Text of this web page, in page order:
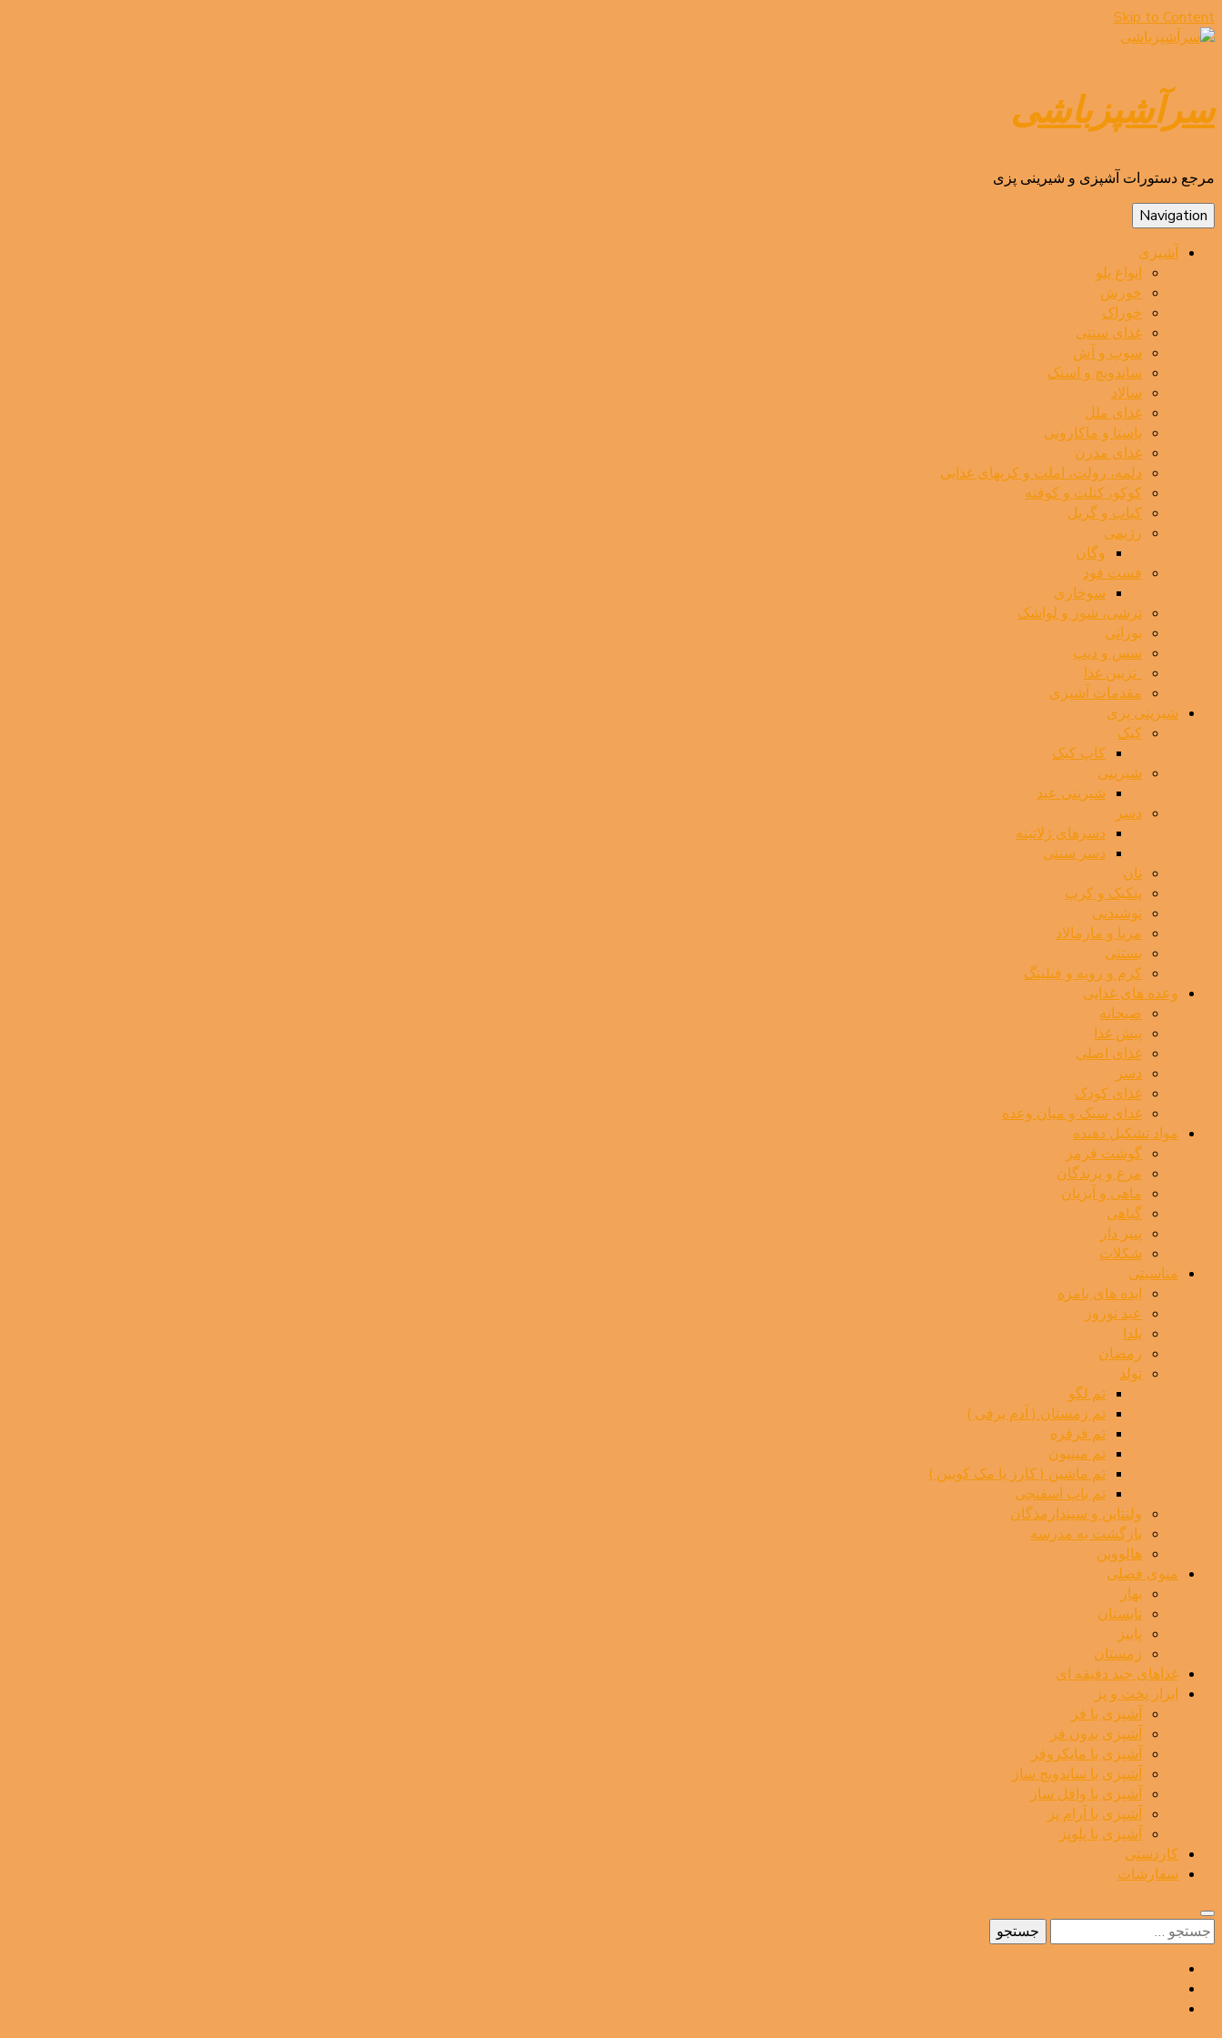
Skip to Content
سرآشپزباشی
مرجع دستورات آشپزی و شیرینی پزی
Navigation
آشپزی
انواع پلو
خورش
خوراک
غذای سنتی
سوپ و آش
ساندویچ و اسنک
سالاد
غذای ملل
پاستا و ماکارونی
غذای مدرن
دلمه، رولت، املت و کرپهای غذایی
کوکو، کتلت و کوفته
کباب و گریل
رژیمی
وگان
فست فود
سوخاری
ترشی، شور و لواشک
بورانی
سس و دیپ
⁯ ‌ تزیین غذا
مقدمات آشپزی
شیرینی پزی
کیک
کاپ کیک
شیرینی
شیرینی عید
دسر
دسرهای ژلاتینه
دسر سنتی
نان
پنکیک و کرپ
نوشیدنی
مربا و مارمالاد
بستنی
کرم و رویه و فیلینگ
وعده های غذایی
صبحانه
پیش غذا
غذای اصلی
دسر
غذای کودک
غذای سبک و میان وعده
مواد تشکیل دهنده
گوشت قرمز
مرغ و پرندگان
ماهی و آبزیان
گیاهی
پنیر دار
شکلات
مناسبتی
ایده های بامزه
عید نوروز
یلدا
رمضان
تولد
تم لگو
تم زمستان ( آدم برفی )
تم فرفره
تم مینیون
تم ماشین ( کارز یا مک کویین )
تم باب اسفنجی
ولنتاین و سپندارمذگان
بازگشت به مدرسه
هالووین
منوی فصلی
بهار
تابستان
پاییز
زمستان
غذاهای چند دقیقه ای
ابزار پخت و پز
آشپزی با فر
آشپزی بدون فر
آشپزی با مایکروفر
آشپزی با ساندویچ ساز
آشپزی با وافل ساز
آشپزی با آرام پز
آشپزی با پلوپز
کاردستی
سفارشات
جستجو
برای: